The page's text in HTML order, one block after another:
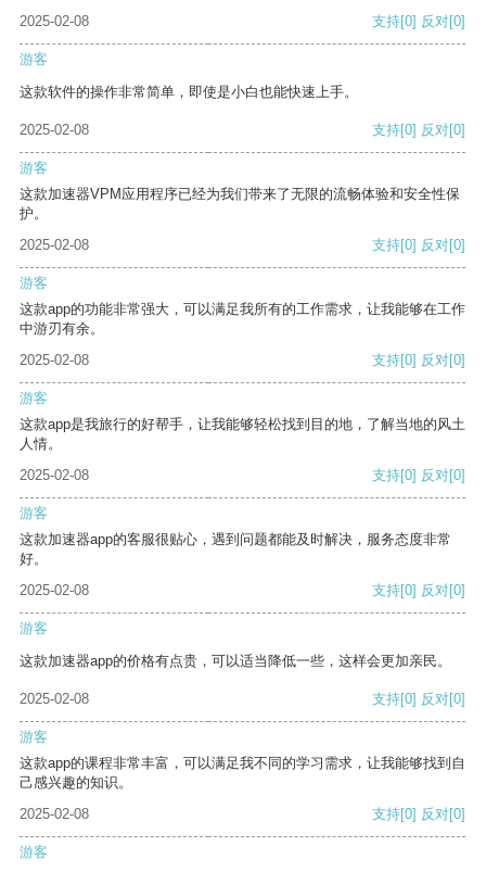
2025-02-08
支持[0] 反对[0]
游客
这款软件的操作非常简单，即使是小白也能快速上手。
2025-02-08 支持[0] 反对[0]
游客
这款加速器VPM应用程序已经为我们带来了无限的流畅体验和安全性保
护。
2025-02-08
支持[0] 反对[0]
游客
这款app的功能非常强大，可以满足我所有的工作需求，让我能够在工作
中游刃有余。
2025-02-08
支持[0] 反对[0]
游客
这款app是我旅行的好帮手，让我能够轻松找到目的地，了解当地的风土
人情。
2025-02-08
支持[0] 反对[0]
游客
这款加速器app的客服很贴心，遇到问题都能及时解决，服务态度非常
好。
2025-02-08
支持[0] 反对[0]
游客
这款加速器app的价格有点贵，可以适当降低一些，这样会更加亲民。
2025-02-08 支持[0] 反对[0]
游客
这款app的课程非常丰富，可以满足我不同的学习需求，让我能够找到自
己感兴趣的知识。
2025-02-08
支持[0] 反对[0]
游客